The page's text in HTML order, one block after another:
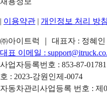
| 이용약관 | 개인정보 처리 방침
㈜아이트럭 ｜ 대표자 : 정혜
대표 이메일 :
사업자등록번호 : 853-87-01781
호 : 2023-강원인제-0074
자동차관리사업등록 번호 : 제